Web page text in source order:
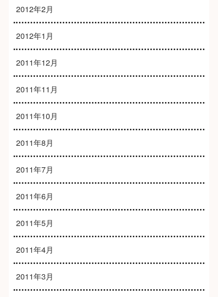
2012年2月
2012年1月
2011年12月
2011年11月
2011年10月
2011年8月
2011年7月
2011年6月
2011年5月
2011年4月
2011年3月